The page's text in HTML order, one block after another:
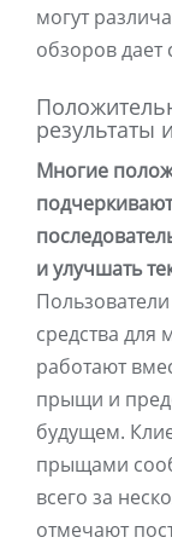
могут
обзоров дает
результаты
Многие
и улучшать
средства
работают
прыщи и
будущем.
прыщами
всего за
отмечают